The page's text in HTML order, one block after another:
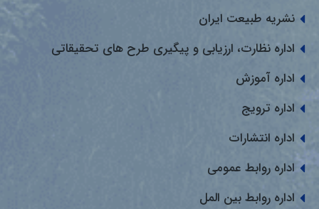
نشریه طبیعت ایران
اداره نظارت، ارزیابی و پیگیری طرح های تحقیقاتی
اداره آموزش
اداره ترویج
اداره انتشارات
اداره روابط عمومی
اداره روابط بین المل